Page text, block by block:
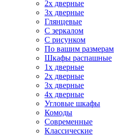
2х дверные
3х дверные
Глянцевые
С зеркалом
С рисунком
По вашим размерам
Шкафы распашные
1х дверные
2х дверные
3х дверные
4х дверные
Угловые шкафы
Комоды
Современные
Классические